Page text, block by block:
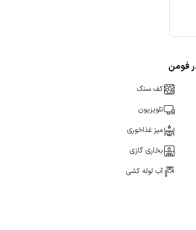
کف سنگ
تلویزیون
میز غذاخوری
بخاری گازی
آب لوله کشی